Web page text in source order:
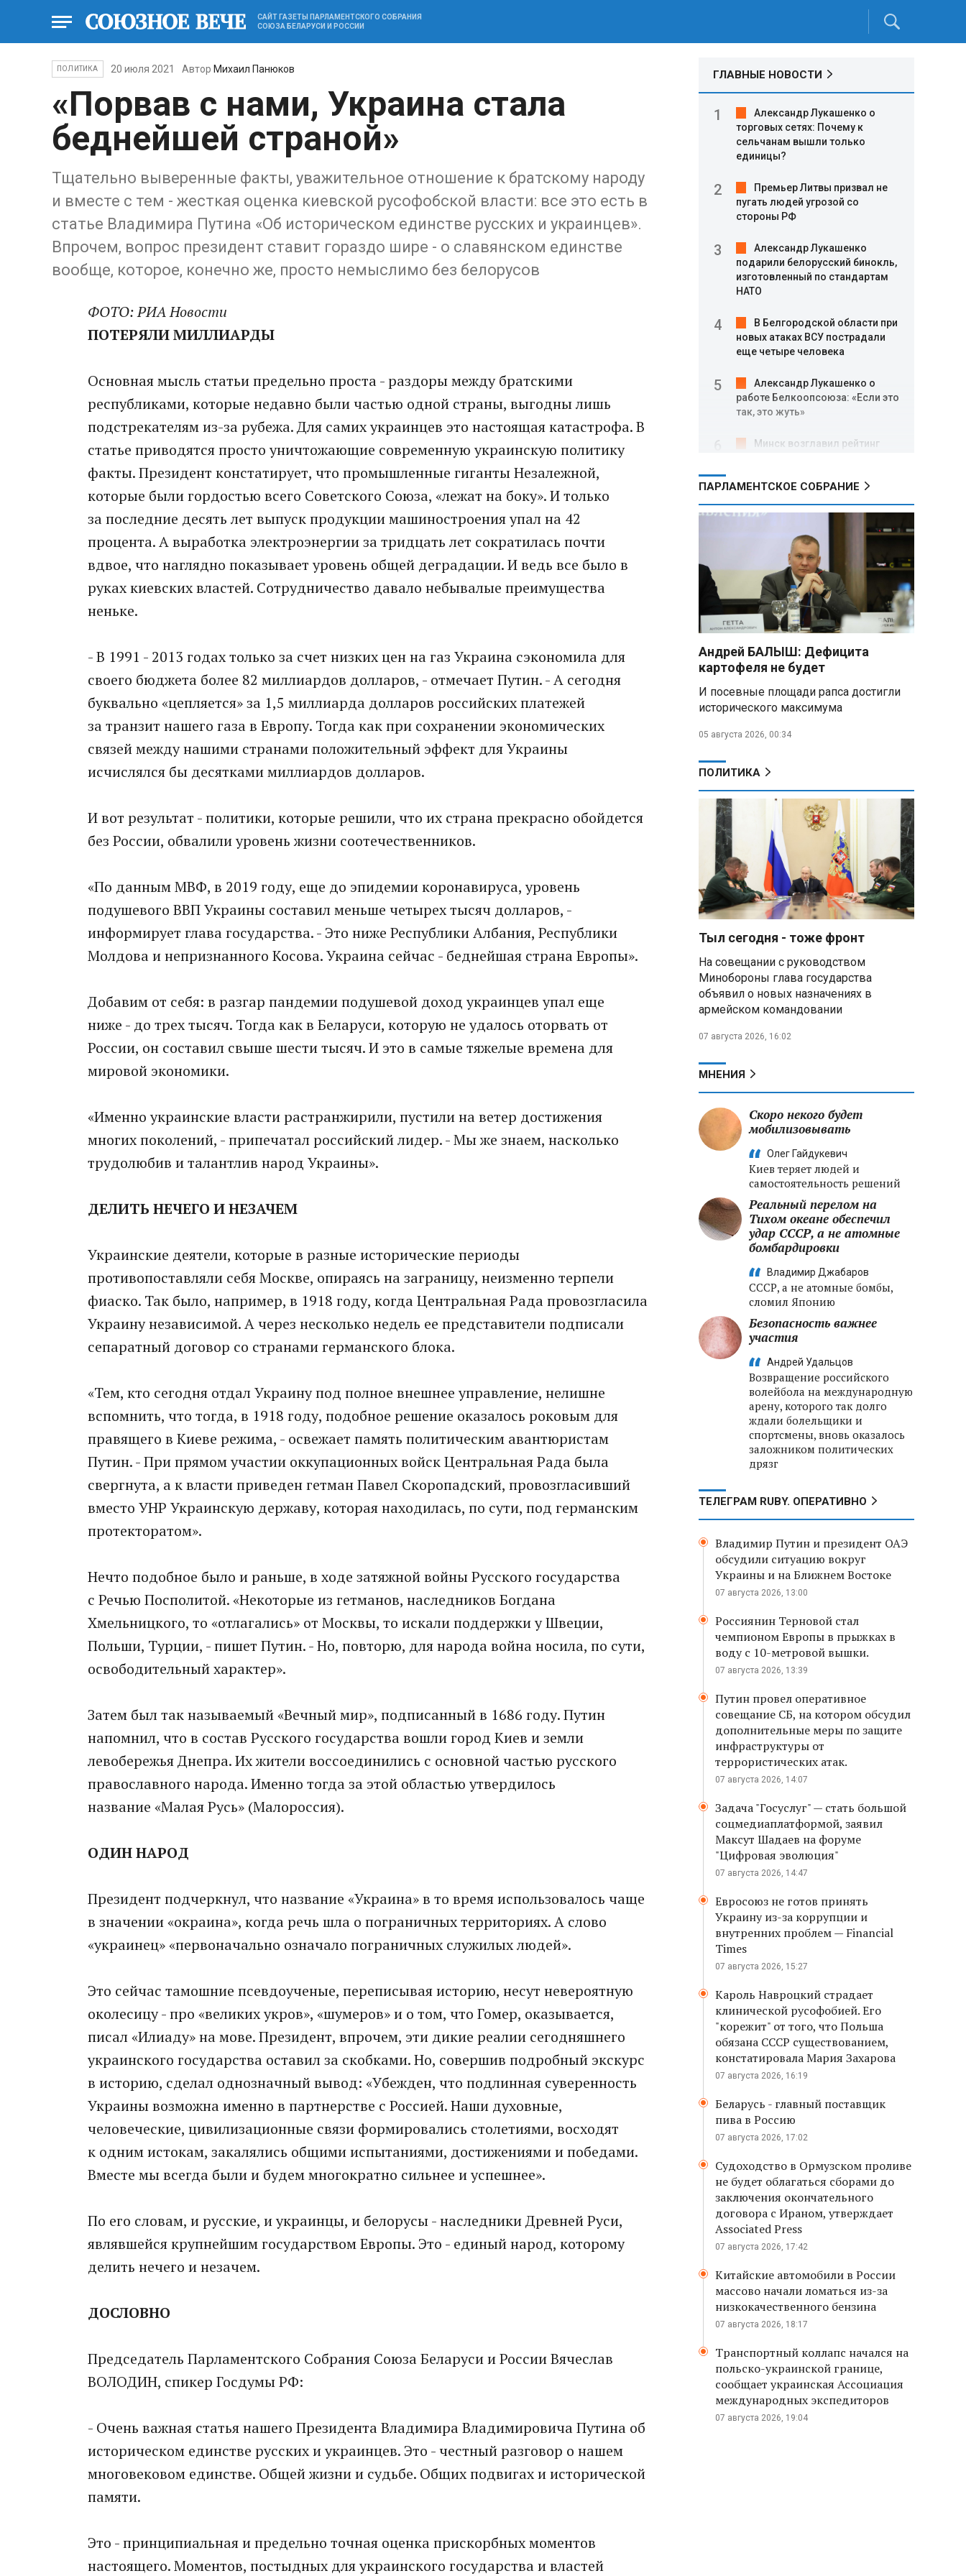
САЙТ ГАЗЕТЫ ПАРЛАМЕНТСКОГО СОБРАНИЯ
СОЮЗА БЕЛАРУСИ И РОССИИ
ПОЛИТИКА 20 июля 2021 Автор Михаил Панюков
«Порвав с нами, Украина стала
беднейшей страной»
Тщательно выверенные факты, уважительное отношение к братскому народу
и вместе с тем - жесткая оценка киевской русофобской власти: все это есть в
статье Владимира Путина «Об историческом единстве русских и украинцев».
Впрочем, вопрос президент ставит гораздо шире - о славянском единстве
вообще, которое, конечно же, просто немыслимо без белорусов
ФОТО: РИА Новости
ПОТЕРЯЛИ МИЛЛИАРДЫ
Основная мысль статьи предельно проста - раздоры между братскими
республиками, которые недавно были частью одной страны, выгодны лишь
подстрекателям из-за рубежа. Для самих украинцев это настоящая катастрофа. В
статье приводятся просто уничтожающие современную украинскую политику
факты. Президент констатирует, что промышленные гиганты Незалежной,
которые были гордостью всего Советского Союза, «лежат на боку». И только
за последние десять лет выпуск продукции машиностроения упал на 42
процента. А выработка электроэнергии за тридцать лет сократилась почти
вдвое, что наглядно показывает уровень общей деградации. И ведь все было в
руках киевских властей. Сотрудничество давало небывалые преимущества
неньке.
- В 1991 - 2013 годах только за счет низких цен на газ Украина сэкономила для
своего бюджета более 82 миллиардов долларов, - отмечает Путин. - А сегодня
буквально «цепляется» за 1,5 миллиарда долларов российских платежей
за транзит нашего газа в Европу. Тогда как при сохранении экономических
связей между нашими странами положительный эффект для Украины
исчислялся бы десятками миллиардов долларов.
И вот результат - политики, которые решили, что их страна прекрасно обойдется
без России, обвалили уровень жизни соотечественников.
«По данным МВФ, в 2019 году, еще до эпидемии коронавируса, уровень
подушевого ВВП Украины составил меньше четырех тысяч долларов, -
информирует глава государства. - Это ниже Республики Албания, Республики
Молдова и непризнанного Косова. Украина сейчас - беднейшая страна Европы».
Добавим от себя: в разгар пандемии подушевой доход украинцев упал еще
ниже - до трех тысяч. Тогда как в Беларуси, которую не удалось оторвать от
России, он составил свыше шести тысяч. И это в самые тяжелые времена для
мировой экономики.
«Именно украинские власти растранжирили, пустили на ветер достижения
многих поколений, - припечатал российский лидер. - Мы же знаем, насколько
трудолюбив и талантлив народ Украины».
ДЕЛИТЬ НЕЧЕГО И НЕЗАЧЕМ
Украинские деятели, которые в разные исторические периоды
противопоставляли себя Москве, опираясь на заграницу, неизменно терпели
фиаско. Так было, например, в 1918 году, когда Центральная Рада провозгласила
Украину независимой. А через несколько недель ее представители подписали
сепаратный договор со странами германского блока.
«Тем, кто сегодня отдал Украину под полное внешнее управление, нелишне
вспомнить, что тогда, в 1918 году, подобное решение оказалось роковым для
правящего в Киеве режима, - освежает память политическим авантюристам
Путин. - При прямом участии оккупационных войск Центральная Рада была
свергнута, а к власти приведен гетман Павел Скоропадский, провозгласивший
вместо УНР Украинскую державу, которая находилась, по сути, под германским
протекторатом».
Нечто подобное было и раньше, в ходе затяжной войны Русского государства
с Речью Посполитой. «Некоторые из гетманов, наследников Богдана
Хмельницкого, то «отлагались» от Москвы, то искали поддержки у Швеции,
Польши, Турции, - пишет Путин. - Но, повторю, для народа война носила, по сути,
освободительный характер».
Затем был так называемый «Вечный мир», подписанный в 1686 году. Путин
напомнил, что в состав Русского государства вошли город Киев и земли
левобережья Днепра. Их жители воссоединились с основной частью русского
православного народа. Именно тогда за этой областью утвердилось
название «Малая Русь» (Малороссия).
ОДИН НАРОД
Президент подчеркнул, что название «Украина» в то время использовалось чаще
в значении «окраина», когда речь шла о пограничных территориях. А слово
«украинец» «первоначально означало пограничных служилых людей».
Это сейчас тамошние псевдоученые, переписывая историю, несут невероятную
околесицу - про «великих укров», «шумеров» и о том, что Гомер, оказывается,
писал «Илиаду» на мове. Президент, впрочем, эти дикие реалии сегодняшнего
украинского государства оставил за скобками. Но, совершив подробный экскурс
в историю, сделал однозначный вывод: «Убежден, что подлинная суверенность
Украины возможна именно в партнерстве с Россией. Наши духовные,
человеческие, цивилизационные связи формировались столетиями, восходят
к одним истокам, закалялись общими испытаниями, достижениями и победами.
Вместе мы всегда были и будем многократно сильнее и успешнее».
По его словам, и русские, и украинцы, и белорусы - наследники Древней Руси,
являвшейся крупнейшим государством Европы. Это - единый народ, которому
делить нечего и незачем.
ДОСЛОВНО
Председатель Парламентского Собрания Союза Беларуси и России Вячеслав
ВОЛОДИН, спикер Госдумы РФ:
- Очень важная статья нашего Президента Владимира Владимировича Путина об
историческом единстве русских и украинцев. Это - честный разговор о нашем
многовековом единстве. Общей жизни и судьбе. Общих подвигах и исторической
памяти.
Это - принципиальная и предельно точная оценка прискорбных моментов
настоящего. Моментов, постыдных для украинского государства и властей
ГЛАВНЫЕ НОВОСТИ
Александр Лукашенко о
торговых сетях: Почему к
сельчанам вышли только
единицы?
Премьер Литвы призвал не
пугать людей угрозой со
стороны РФ
Александр Лукашенко
подарили белорусский бинокль,
изготовленный по стандартам
НАТО
В Белгородской области при
новых атаках ВСУ пострадали
еще четыре человека
Александр Лукашенко о
работе Белкоопсоюза: «Если это
так, это жуть»
Минск возглавил рейтинг
Минобороны РФ: при
освобождении Анискино ВСУ
понесли большие потери, часть
военных сдалась в плен
Александр Лукашенко:
Россияне «услышали батьку» и
скупают пустующие дома в
белорусских деревнях
Алесандр Лукашенко назвал
работу сельской торговли
возмутился «просрочкой и
тухлятиной»
Владимир Путин обсудил с
меры по защите инфраструктуры
Минобороны РФ: «Искандер»
уничтожил эшелон с техникой
ВСУ в Днепропетровской
области
Главы правительств ЕАЭС
подписали три соглашения по
e‑торговле, биржевому рынку и
ученым званиям
Александр Лукашенко:
Хотите «собирать сливки» в
городах — отвечайте и за
отдалённые деревни
Минобороны РФ: установлен
Харьковской области
криптообменников в «Москва-
Сити», через которую
украинские call-центры
выводили похищенные деньги
ПАРЛАМЕНТСКОЕ СОБРАНИЕ
Андрей БАЛЫШ: Дефицита
картофеля не будет
И посевные площади рапса достигли
исторического максимума
05 августа 2026, 00:34
ПОЛИТИКА
Тыл сегодня - тоже фронт
На совещании с руководством
Минобороны глава государства
объявил о новых назначениях в
армейском командовании
07 августа 2026, 16:02
МНЕНИЯ
Скоро некого будет
мобилизовывать
Олег Гайдукевич
Киев теряет людей и
самостоятельность решений
Реальный перелом на
Тихом океане обеспечил
удар СССР, а не атомные
бомбардировки
Владимир Джабаров
СССР, а не атомные бомбы,
сломил Японию
Безопасность важнее
участия
Андрей Удальцов
Возвращение российского
волейбола на международную
арену, которого так долго
ждали болельщики и
спортсмены, вновь оказалось
заложником политических
дрязг
ТЕЛЕГРАМ RUBY. ОПЕРАТИВНО
Владимир Путин и президент ОАЭ
обсудили ситуацию вокруг
Украины и на Ближнем Востоке
07 августа 2026, 13:00
Россиянин Терновой стал
чемпионом Европы в прыжках в
воду с 10-метровой вышки.
07 августа 2026, 13:39
Путин провел оперативное
совещание СБ, на котором обсудил
дополнительные меры по защите
инфраструктуры от
террористических атак.
07 августа 2026, 14:07
Задача "Госуслуг" — стать большой
соцмедиаплатформой, заявил
Максут Шадаев на форуме
"Цифровая эволюция"
07 августа 2026, 14:47
Евросоюз не готов принять
Украину из-за коррупции и
внутренних проблем — Financial
Times
07 августа 2026, 15:27
Кароль Навроцкий страдает
клинической русофобией. Его
"корежит" от того, что Польша
обязана СССР существованием,
констатировала Мария Захарова
07 августа 2026, 16:19
Беларусь - главный поставщик
пива в Россию
07 августа 2026, 17:02
Судоходство в Ормузском проливе
не будет облагаться сборами до
заключения окончательного
договора с Ираном, утверждает
Associated Press
07 августа 2026, 17:42
Китайские автомобили в России
массово начали ломаться из-за
низкокачественного бензина
07 августа 2026, 18:17
Транспортный коллапс начался на
польско-украинской границе,
сообщает украинская Ассоциация
международных экспедиторов
07 августа 2026, 19:04